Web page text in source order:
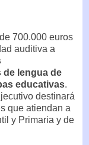
700.000 euros
auditiva a
de lengua de
educativas.
destinará
que atiendan a
y Primaria y de